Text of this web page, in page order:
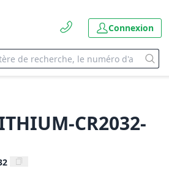
Connexion
CR2032-